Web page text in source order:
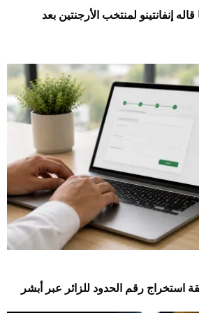
إنفانتينو لمنتخب الأرجنتين بعد
استخراج رقم الحدود للزائر عبر أبشر